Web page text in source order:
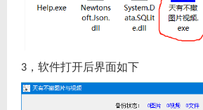
3 ，软件打开后界面如下